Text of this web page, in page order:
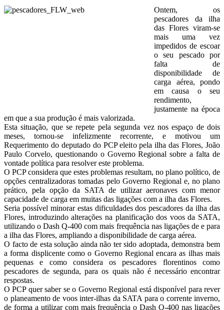
Ontem, os
pescadores da ilha
das Flores viram-se
mais uma vez
impedidos de escoar
o seu pescado por
falta de
disponibilidade de
carga aérea, pondo
em causa o seu
rendimento,
justamente na época
em que a sua produção é mais valorizada.
Esta situação, que se repete pela segunda vez nos espaço de dois
meses, tornou-se infelizmente recorrente, e motivou um
Requerimento do deputado do PCP eleito pela ilha das Flores, João
Paulo Corvelo, questionando o Governo Regional sobre a falta de
vontade política para resolver este problema.
O PCP considera que estes problemas resultam, no plano político, de
opções centralizadoras tomadas pelo Governo Regional e, no plano
prático, pela opção da SATA de utilizar aeronaves com menor
capacidade de carga em muitas das ligações com a ilha das Flores.
Seria possível minorar estas dificuldades dos pescadores da ilha das
Flores, introduzindo alterações na planificação dos voos da SATA,
utilizando o Dash Q-400 com mais frequência nas ligações de e para
a ilha das Flores, ampliando a disponibilidade de carga aérea.
O facto de esta solução ainda não ter sido adoptada, demonstra bem
a forma displicente como o Governo Regional encara as ilhas mais
pequenas e como considera os pescadores florentinos como
pescadores de segunda, para os quais não é necessário encontrar
respostas.
O PCP quer saber se o Governo Regional está disponível para rever
o planeamento de voos inter-ilhas da SATA para o corrente inverno,
de forma a utilizar com mais frequência o Dash Q-400 nas ligações